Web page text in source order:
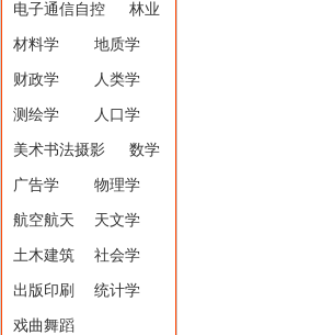
电子通信自控 林业
材料学 地质学
财政学 人类学
测绘学 人口学
美术书法摄影 数学
广告学 物理学
航空航天 天文学
土木建筑 社会学
出版印刷 统计学
戏曲舞蹈